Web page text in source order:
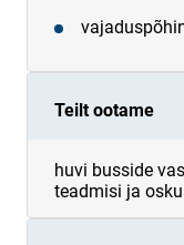
Teilt ootame
huvi busside
teadmisi ja